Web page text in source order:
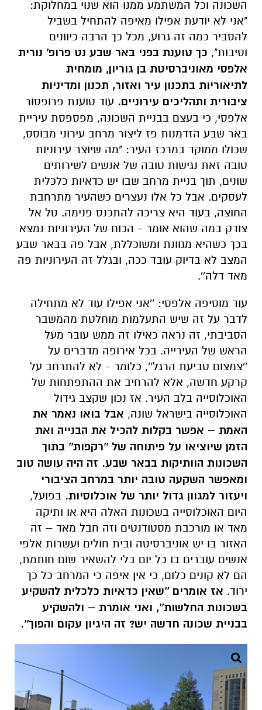
השכונה וכל המשתמע ממנו הוא שנוי במחלוקת:
"אני לא יודעת אפילו מאיפה להתחיל בשביל
להסביר כמה זה גרוע, מכל כך הרבה כיוונים
וסיבות", כך טוענת בפני באר שבע נט פרופ' נורית
אלפסי מאוניברסיטת בן גוריון, מומחית
לתיאוריות בתכנון עיר ואזור, תכנון ומדיניות
ציבורית ותהליכים עירוניים. עוד טוענת פרופסור
אלפסי, כי בעצם בבניית השכונה, מפספסת עיריית
באר שבע הזדמנות פז ליצור מרחב עירוני מבוסס,
שכולו ממוקד במרכז העיר: "מה שיוצר עירוניות
טובה זאת נגישות טובה של אנשים לשירותים
שונים, תוך בניית מרחב שבו יש כדאיות כלכלית
לעסקים. אבל כל אלו נעצרים כשהעיר מתרחבת
החוצה, בעוד היא צריכה להתכנס פנימה. טל אל
צודק במה שהוא אומר - הכוח של העירוניות נמצא
בכך כשהיא מגוונת ומשוכללת, אבל פה בבאר שבע
המצב לא בדיוק עובד ככה, ובגלל זה העירוניות פה
מאד דלה''.
עוד מוסיפה אלפסי: ''אני אפילו עוד לא מתחילה
לדבר על זה שיש התעלמות מוחלטת מהמשבר
הסביבתי, זה נראה כאילו זה ממש עובר מעל
הראש של העירייה. בכל אירופה מדברים על
''צמצום טביעת הרגל'', כלומר - לא להתרחב על
קרקע חדשה, אלא להרחיב את ההתפתחות של
האוכלוסייה בלב העיר. אז נכון שקצב גידול
האוכלוסייה בישראל שונה, אבל בואו נאמר את
האמת – אפשר בקלות להכיל את הבנייה ואת
הזמן שיוציאו על פיתוחה של ''רקפות'' בתוך
השכונות הוותיקות בבאר שבע. זה היה עושה טוב
ומאפשר השקעה טובה יותר במרחב הציבורי
ויעזור למגוון גדול יותר של אוכלוסיות. בפועל,
היום האוכלוסייה בשכונות האלה היא או ותיקה
מאד או מורכבת מסטודנטים וזה חבל מאד – זה
האזור בו יש אוניברסיטה ובית חולים ועשרות אלפי
אנשים עוברים בו כל יום בלי להשאיר שום חותמת,
הם לא קונים כלום, כי אין איפה כי המרחב כל כך
ירוד. אז אומרים ''שאין כדאיות כלכלית להשקיע
בשכונות החלשות'', ואני אומרת – ולהשקיע
בבניית שכונה חדשה יש? זה היגיון עקום והפוך''.